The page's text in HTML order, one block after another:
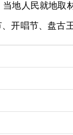
地人民就地
开唱节、盘古